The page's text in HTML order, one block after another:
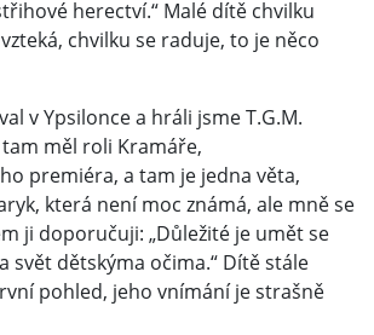
herectví.“ Malé dítě chvilku
chvilku se raduje, to je něco
v Ypsilonce a hráli jsme T.G.M.
měl roli Kramáře,
premiéra, a tam je jedna věta,
která není moc známá, ale mně se
ji doporučuji: „Důležité je umět se
svět dětskýma očima.“ Dítě stále
pohled, jeho vnímání je strašně